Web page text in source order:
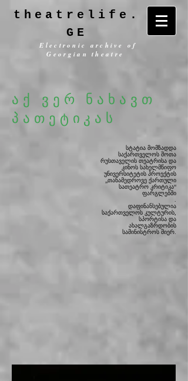
theatrelife.
GE
Electronic archive of
Georgian theatre
აქ ვერ ნახავთ
პათეტიკას
სტატია მომზადდა
საქართველოს შოთა
რუსთაველის თეატრისა და
კინოს სახელმწიფო
უნივერსიტეტის პროექტის
„თანამედროვე ქართული
სათეატრო კრიტიკა“
ფარგლებში
დაფინანსებულია
საქართველოს კულტურის,
სპორტისა და
ახალგაზრდობის
სამინისტროს მიერ.